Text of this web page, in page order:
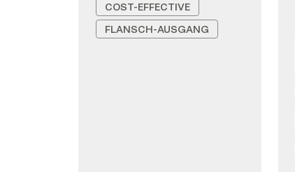
COST-EFFECTIVE
FLANSCH-AUSGANG